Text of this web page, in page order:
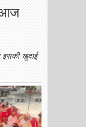
आज
इसकी खुदाई